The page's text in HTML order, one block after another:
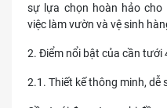
sự lựa chọn hoàn hảo cho
việc làm vườn và vệ sinh
2. Điểm nổi bật của cần tưới
2.1. Thiết kế thông minh, dễ